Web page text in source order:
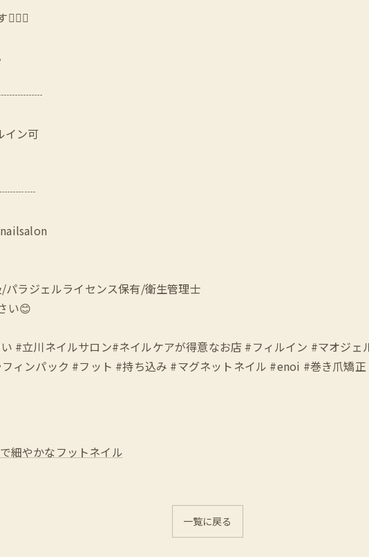
┈┈┈┈
イン可
ラジェルライセンス保有/衛生管理士
い😊
#立川ネイルサロン#ネイルケアが得意なお店 #フィルイン #マオ
フィンパック #フット #持ち込み #マグネットネイル #enoi #巻き爪
細やかなフットネイル
一覧に戻る